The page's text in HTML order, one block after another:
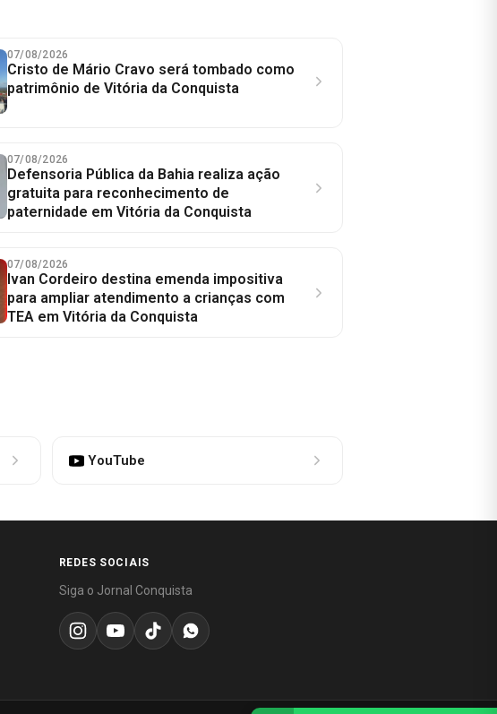
07/08/2026
Cristo de Mário Cravo será tombado como
patrimônio de Vitória da Conquista
07/08/2026
Defensoria Pública da Bahia realiza ação
gratuita para reconhecimento de
paternidade em Vitória da Conquista
07/08/2026
Ivan Cordeiro destina emenda impositiva
para ampliar atendimento a crianças com
TEA em Vitória da Conquista
YouTube
REDES SOCIAIS
Siga o Jornal Conquista